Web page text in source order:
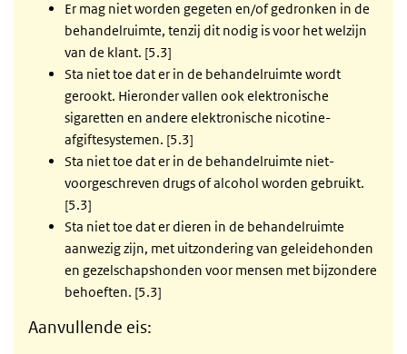
Er mag niet worden gegeten en/of gedronken in de
behandelruimte, tenzij dit nodig is voor het welzijn
van de klant. [5.3]
Sta niet toe dat er in de behandelruimte wordt
gerookt. Hieronder vallen ook elektronische
sigaretten en andere elektronische nicotine-
afgiftesystemen. [5.3]
Sta niet toe dat er in de behandelruimte niet-
voorgeschreven drugs of alcohol worden gebruikt.
[5.3]
Sta niet toe dat er dieren in de behandelruimte
aanwezig zijn, met uitzondering van geleidehonden
en gezelschapshonden voor mensen met bijzondere
behoeften. [5.3]
Aanvullende eis: